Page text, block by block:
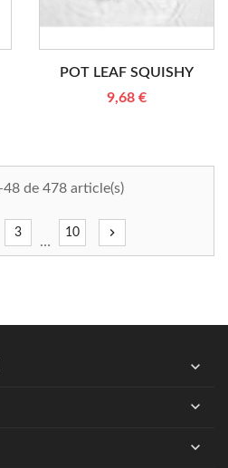
POT LEAF SQUISHY
9,68 €
de 478 article(s)
3
…
10 chevron_right
expand_more
expand_more
expand_more